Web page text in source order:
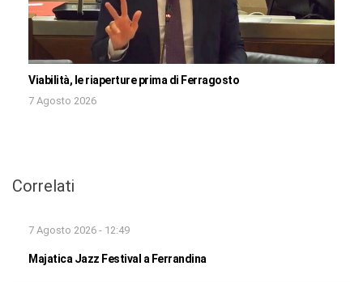
Viabilità, le riaperture prima di Ferragosto
7 Agosto 2026
Correlati
7 Agosto 2026 - 12:49
Majatica Jazz Festival a Ferrandina